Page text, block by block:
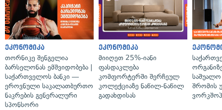
ეკონომიკა
თორნიკე შენგელია
ბარსელონას ემშვიდობება |
საქართველოს ბანკი —
ეროვნული საკალათბურთო
ნაკრების გენერალური
სპონსორი
ეკონომიკა
მიიღეთ 25%-იანი
ფასდაკლება
კომფორტერში შერჩეულ
კოლექციაზე ნაწილ-ნაწილ
გადახდისას
საშუალო
შრომის